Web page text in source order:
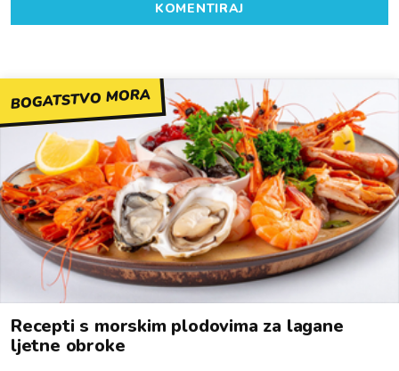
KOMENTIRAJ
BOGATSTVO MORA
Recepti s morskim plodovima za lagane
ljetne obroke